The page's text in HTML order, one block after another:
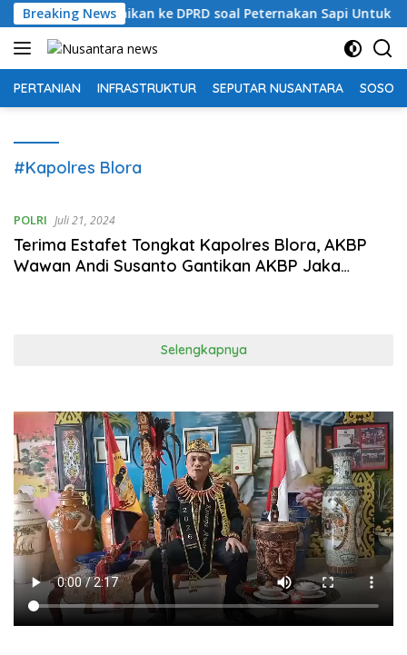
Langsung
ke
konten
Breaking News
Sampaikan ke DPRD soal Peternakan Sapi Untuk
PERTANIAN INFRASTRUKTUR SEPUTAR NUSANTARA SOSOK
#Kapolres Blora
POLRI Juli 21, 2024
Terima Estafet Tongkat Kapolres Blora, AKBP
Wawan Andi Susanto Gantikan AKBP Jaka
Selengkapnya